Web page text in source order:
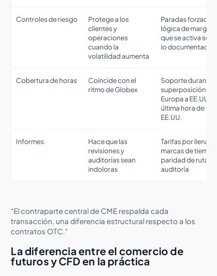
Controles de riesgo
Protege a los
clientes y
operaciones
cuando la
volatilidad aumenta
Paradas forzadas,
lógica de margen
que se activa
lo documentado
Cobertura de horas
Coincide con el
ritmo de Globex
Soporte durante
superposición de
Europa a EE.UU. y
última hora de
EE.UU.
Informes
Hace que las
revisiones y
auditorías sean
indoloras
Tarifas por
marcas de
paridad de ruta
auditoría
“El contraparte central de CME respalda cada
transacción, una diferencia estructural respecto a los
contratos OTC.”
La diferencia entre el comercio de
futuros y CFD en la práctica